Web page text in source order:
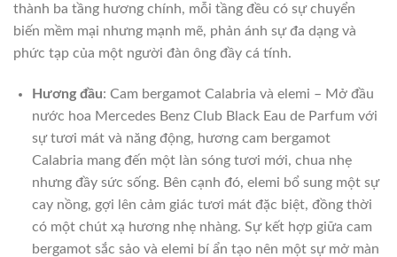
thành ba tầng hương chính, mỗi tầng đều có sự chuyển
biến mềm mại nhưng mạnh mẽ, phản ánh sự đa dạng và
phức tạp của một người đàn ông đầy cá tính.
Hương đầu: Cam bergamot Calabria và elemi – Mở đầu
nước hoa Mercedes Benz Club Black Eau de Parfum với
sự tươi mát và năng động, hương cam bergamot
Calabria mang đến một làn sóng tươi mới, chua nhẹ
nhưng đầy sức sống. Bên cạnh đó, elemi bổ sung một sự
cay nồng, gợi lên cảm giác tươi mát đặc biệt, đồng thời
có một chút xạ hương nhẹ nhàng. Sự kết hợp giữa cam
bergamot sắc sảo và elemi bí ẩn tạo nên một sự mở màn